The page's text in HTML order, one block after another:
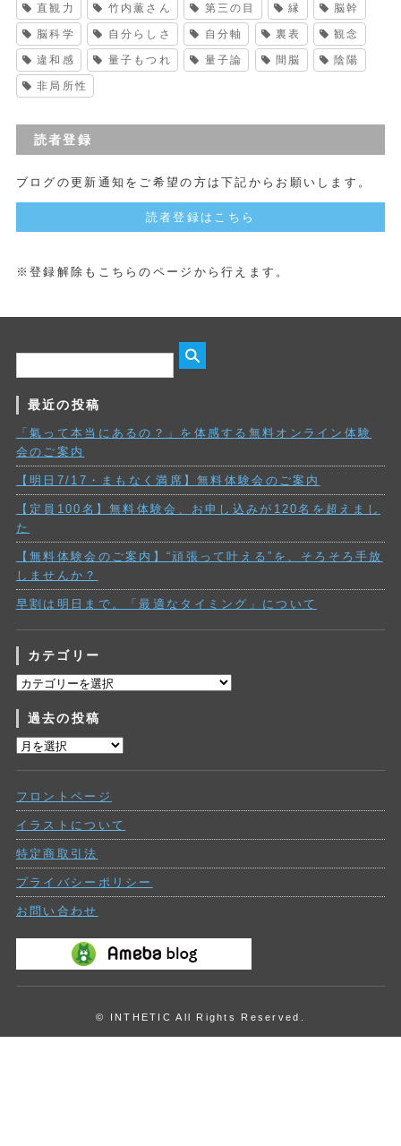
直観力 竹内薫さん 第三の目 縁 脳幹
脳科学 自分らしさ 自分軸 裏表 観念
違和感 量子もつれ 量子論 間脳 陰陽
非局所性
読者登録
ブログの更新通知をご希望の方は下記からお願いします。
読者登録はこちら
※登録解除もこちらのページから行えます。
最近の投稿
「氣って本当にあるの？」を体感する無料オンライン体験
会のご案内
【明日7/17・まもなく満席】無料体験会のご案内
【定員100名】無料体験会、お申し込みが120名を超えまし
た
【無料体験会のご案内】“頑張って叶える”を、そろそろ手放
しませんか？
早割は明日まで。「最適なタイミング」について
カテゴリー
カ
ゴ
リ
ー
過去の投稿
過
投
稿
フロントページ
イラストについて
特定商取引法
プライバシーポリシー
お問い合わせ
© INTHETIC All Rights Reserved.